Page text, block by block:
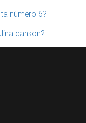
número 6?
canson?